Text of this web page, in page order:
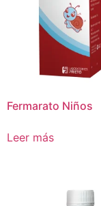
Fermarato Niños
Leer más